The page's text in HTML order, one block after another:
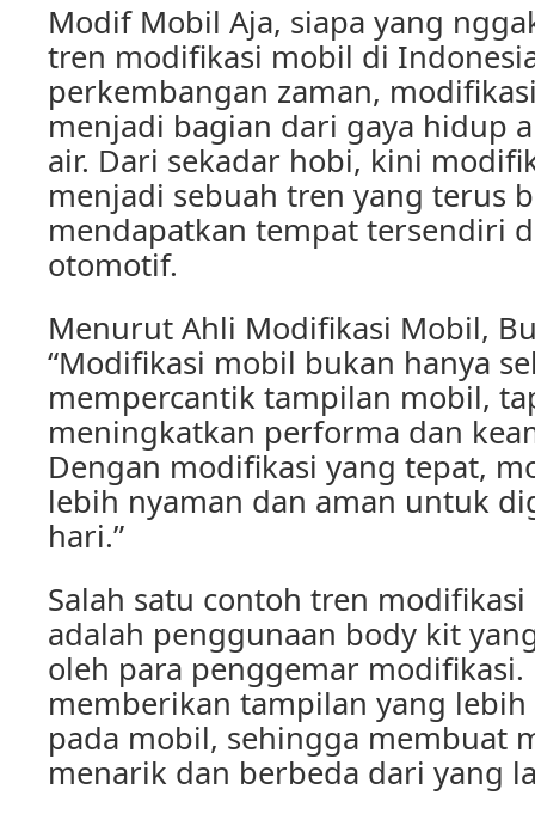
Modif Mobil Aja, siapa yang
tren modifikasi mobil di
perkembangan zaman,
menjadi bagian dari gaya hidup
air. Dari sekadar hobi, kini
menjadi sebuah tren yang terus
mendapatkan tempat tersendiri
otomotif.
Menurut Ahli Modifikasi Mobil,
“Modifikasi mobil bukan hanya
mempercantik tampilan mobil,
meningkatkan performa dan
Dengan modifikasi yang tepat,
lebih nyaman dan aman untuk
hari.”
Salah satu contoh tren
adalah penggunaan body kit
oleh para penggemar
memberikan tampilan yang
pada mobil, sehingga membuat
menarik dan berbeda dari yang